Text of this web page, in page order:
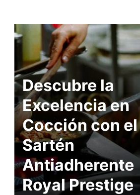
Descubre la
Excelencia en
Cocción con el
Sartén
Antiadherente
Royal Prestige